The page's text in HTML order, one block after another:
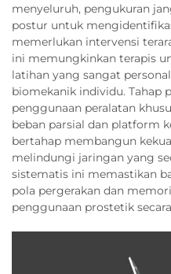
menyeluruh, pengukuran
postur untuk
memerlukan intervensi
ini memungkinkan terapis
latihan yang sangat
biomekanik individu. Tahap
penggunaan peralatan
beban parsial dan platform
bertahap membangun
melindungi jaringan yang
sistematis ini memastikan
pola pergerakan dan
penggunaan prostetik